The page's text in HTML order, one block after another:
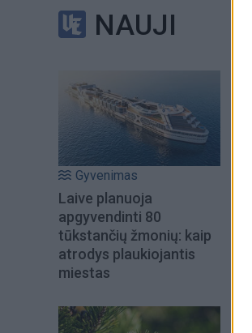
NAUJI
Gyvenimas
Laive planuoja
apgyvendinti 80
tūkstančių žmonių: kaip
atrodys plaukiojantis
miestas